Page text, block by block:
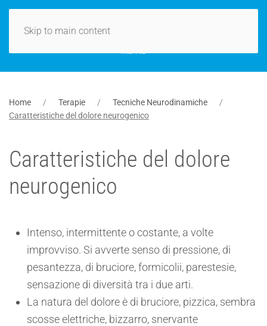
Skip to main content
Home Terapie
Tecniche Neurodinamiche
Caratteristiche del dolore neurogenico
Caratteristiche del dolore
neurogenico
Intenso, intermittente o costante, a volte
improvviso. Si avverte senso di pressione, di
pesantezza, di bruciore, formicolii, parestesie,
sensazione di diversità tra i due arti.
La natura del dolore è di bruciore, pizzica, sembra
scosse elettriche, bizzarro, snervante